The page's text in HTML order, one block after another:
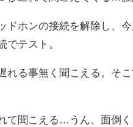
ドホンの接続を解除し、
でテスト。
れる事無く聞こえる。そ
て聞こえる…うん、面倒く